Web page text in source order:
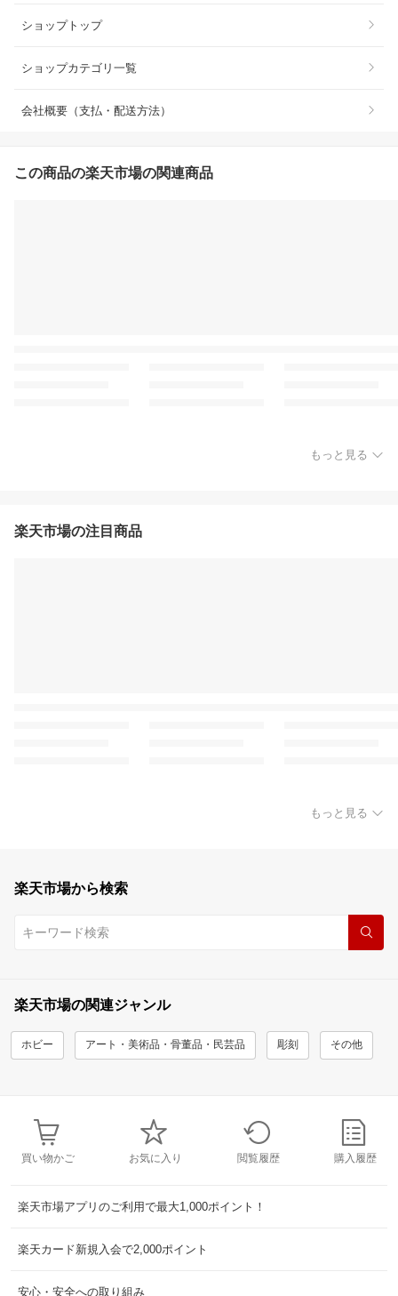
ショップトップ
ショップカテゴリ一覧
会社概要（支払・配送方法）
この商品の楽天市場の関連商品
もっと見る
楽天市場の注目商品
もっと見る
楽天市場から検索
楽天市場の関連ジャンル
ホビー アート・美術品・骨董品・民芸品 彫刻 その他
買い物かご お気に入り 閲覧履歴 購入履歴
楽天市場アプリのご利用で最大1,000ポイント！
楽天カード新規入会で2,000ポイント
安心・安全への取り組み